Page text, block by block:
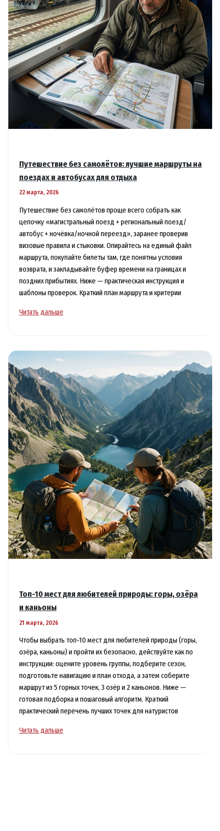
Путешествие без самолётов: лучшие маршруты на
поездах и автобусах для отдыха
22 марта, 2026
Путешествие без самолётов проще всего собрать как
цепочку «магистральный поезд + региональный поезд/
автобус + ночёвка/ночной переезд», заранее проверив
визовые правила и стыковки. Опирайтесь на единый файл
маршрута, покупайте билеты там, где понятны условия
возврата, и закладывайте буфер времени на границах и
поздних прибытиях. Ниже — практическая инструкция и
шаблоны проверок. Краткий план маршрута и критерии
Путешествие
на
поездах
и
автобусах
для
отдыха
Читать дальше
Топ-10 мест для любителей природы: горы, озёра
и каньоны
21 марта, 2026
Чтобы выбрать топ-10 мест для любителей природы (горы,
озёра, каньоны) и пройти их безопасно, действуйте как по
инструкции: оцените уровень группы, подберите сезон,
подготовьте навигацию и план отхода, а затем соберите
маршрут из 5 горных точек, 3 озёр и 2 каньонов. Ниже —
готовая подборка и пошаговый алгоритм. Краткий
практический перечень лучших точек для натуристов
Топ-10
Читать дальше